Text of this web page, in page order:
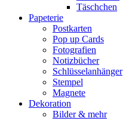
Täschchen
Papeterie
Postkarten
Pop up Cards
Fotografien
Notizbücher
Schlüsselanhänger
Stempel
Magnete
Dekoration
Bilder & mehr